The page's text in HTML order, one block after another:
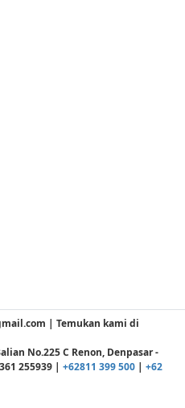
| Temukan kami di
No.225 C Renon, Denpasar -
255939 | +62811 399 500 | +62